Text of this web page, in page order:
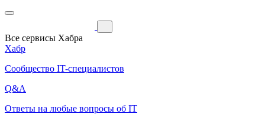
Все сервисы Хабра
Хабр
Сообщество IT-специалистов
Q&A
Ответы на любые вопросы об IT